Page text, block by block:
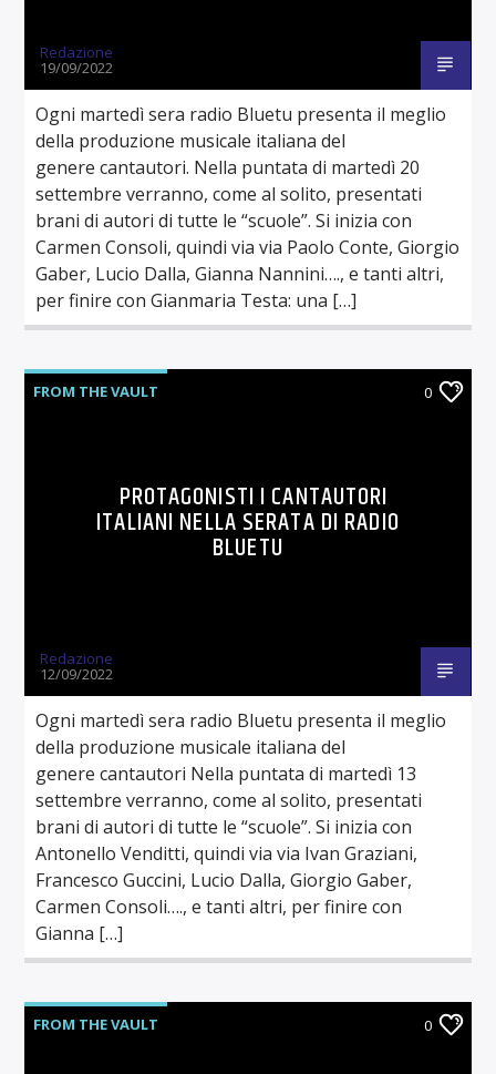
Redazione
19/09/2022
Ogni martedì sera radio Bluetu presenta il meglio
della produzione musicale italiana del
genere cantautori. Nella puntata di martedì 20
settembre verranno, come al solito, presentati
brani di autori di tutte le “scuole”. Si inizia con
Carmen Consoli, quindi via via Paolo Conte, Giorgio
Gaber, Lucio Dalla, Gianna Nannini…., e tanti altri,
per finire con Gianmaria Testa: una […]
FROM THE VAULT 0
PROTAGONISTI I CANTAUTORI
ITALIANI NELLA SERATA DI RADIO
BLUETU
Redazione
12/09/2022
Ogni martedì sera radio Bluetu presenta il meglio
della produzione musicale italiana del
genere cantautori Nella puntata di martedì 13
settembre verranno, come al solito, presentati
brani di autori di tutte le “scuole”. Si inizia con
Antonello Venditti, quindi via via Ivan Graziani,
Francesco Guccini, Lucio Dalla, Giorgio Gaber,
Carmen Consoli…., e tanti altri, per finire con
Gianna […]
FROM THE VAULT 0